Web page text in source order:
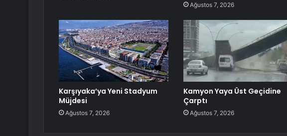
Ağustos 7, 2026
Karşıyaka’ya Yeni Stadyum
Müjdesi
Ağustos 7, 2026
Kamyon Yaya Üst Geçidine
Çarptı
Ağustos 7, 2026